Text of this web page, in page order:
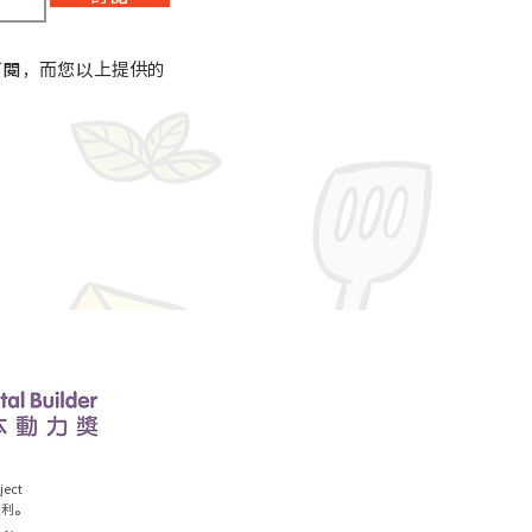
，而您以上提供的
。